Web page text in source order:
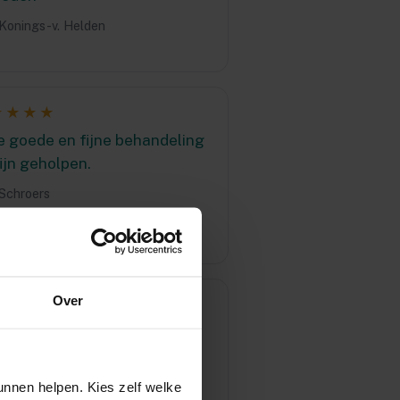
Over
helpen. Kies zelf welke
v. Helden
goede en fijne behandeling
geholpen.
Boots